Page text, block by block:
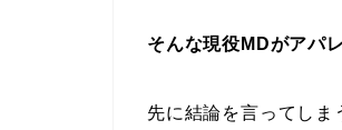
そんな現役MDがアパ
先に結論を言ってしま